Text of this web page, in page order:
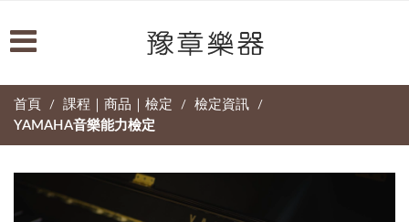
首頁 / 課程｜商品｜檢定 / 檢定資訊 /
YAMAHA音樂能力檢定